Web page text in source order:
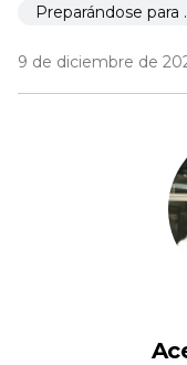
9 de diciembre de